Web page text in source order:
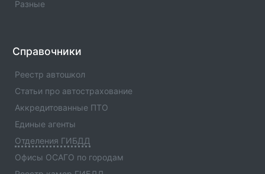
по Шатойскому р-ну Чеченской
Сферы деятельности отделения - официальная
информация.
Отделение ГИБДД ОМВД России по Шаройскому
Отделение ГИБДД Отделение ГИБДД ОМВД России
по Шаройскому р-ну Чеченской
Разные
Справочники
Реестр автошкол
Статьи про автострахование
Аккредитованные ПТО
Единые агенты
Отделения ГИБДД
Офисы ОСАГО по городам